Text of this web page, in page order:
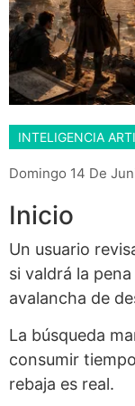
INTELIGENCIA
Domingo 14 De
Inicio
Un usuario
si valdrá la
avalancha de
La búsqueda
consumir
rebaja es real.